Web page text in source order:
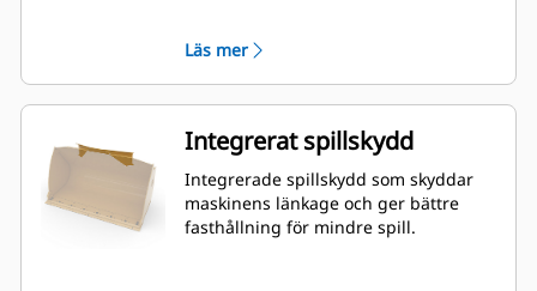
brytkrafter och nötning. Perfekt för
bakåtdragning och hyvling.
Fyllningsfaktorn för skopor i
Performance-serien kan vara upp till
115 % högre än den angivna
kapaciteten.
Läs mer
Integrerat spillskydd
Integrerade spillskydd som skyddar
maskinens länkage och ger bättre
fasthållning för mindre spill.